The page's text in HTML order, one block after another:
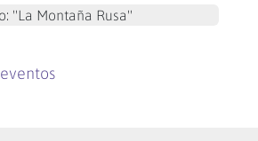
"La Montaña Rusa"